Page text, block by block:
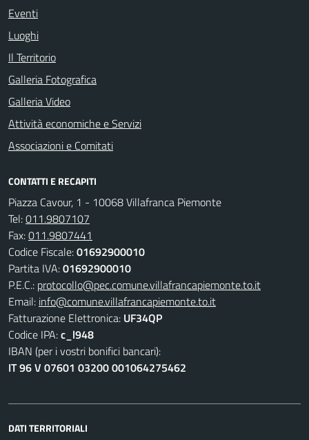
Eventi
Luoghi
Il Territorio
Galleria Fotografica
Galleria Video
Attività economiche e Servizi
Associazioni e Comitati
CONTATTI E RECAPITI
Piazza Cavour, 1 - 10068 Villafranca Piemonte
Tel:011.9807107
Fax:011.9807441
Codice Fiscale:01692900010
Partita IVA:01692900010
P.E.C.: protocollo@pec.comune.villafrancapiemonte.to.it
Email: info@comune.villafrancapiemonte.to.it
Fatturazione Elettronica: UF34QP
Codice IPA:c_l948
IBAN (per i vostri bonifici bancari):
IT 96 V 07601 03200 001064275462
DATI TERRITORIALI